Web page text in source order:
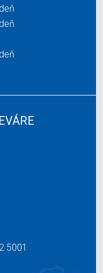
5001